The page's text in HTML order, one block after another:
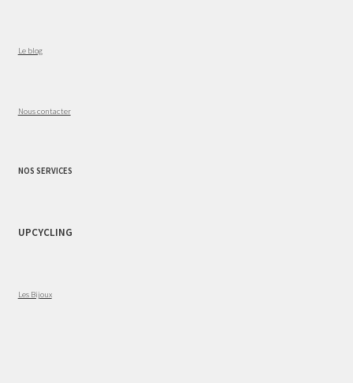
Le blog
Nous contacter
NOS SERVICES
UPCYCLING
Les Bijoux